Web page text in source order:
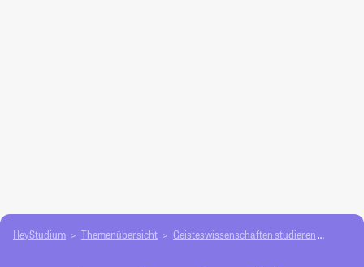
HeyStudium Themenübersicht Geisteswissenschaften studieren